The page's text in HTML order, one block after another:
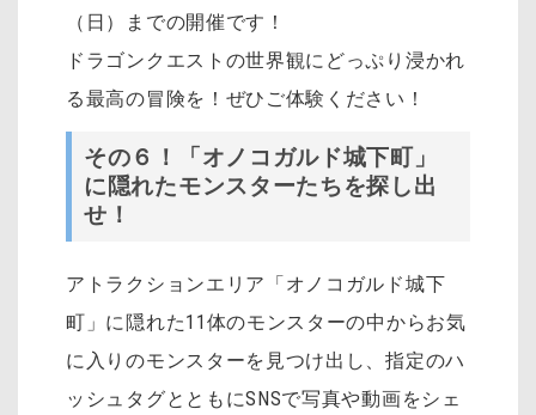
（日）までの開催です！
ドラゴンクエストの世界観にどっぷり浸かれ
る最高の冒険を！ぜひご体験ください！
その６！「オノコガルド城下町」
に隠れたモンスターたちを探し出
せ！
アトラクションエリア「オノコガルド城下
町」に隠れた11体のモンスターの中からお気
に入りのモンスターを見つけ出し、指定のハ
ッシュタグとともにSNSで写真や動画をシェ